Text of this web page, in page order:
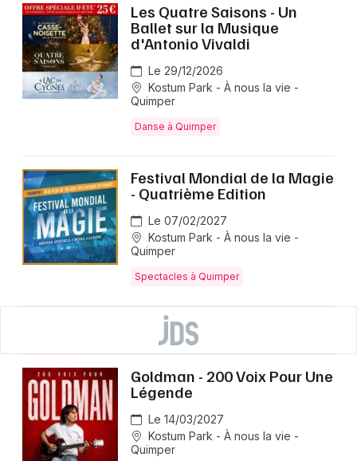
Les Quatre Saisons - Un
Ballet sur la Musique
d'Antonio Vivaldi
Le 29/12/2026
Kostum Park - À nous la vie -
Quimper
Danse à Quimper
Festival Mondial de la Magie
- Quatrième Edition
Le 07/02/2027
Kostum Park - À nous la vie -
Quimper
Spectacles à Quimper
Goldman - 200 Voix Pour Une
Légende
Le 14/03/2027
Kostum Park - À nous la vie -
Quimper